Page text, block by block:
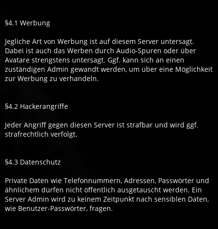
§4.1 Werbung
Jegliche Art von Werbung ist auf diesem Server untersagt.
Dabei ist auch das Werben durch Audio-Spuren oder über
Avatare strengstens untersagt. Ggf. kann sich an einen
zuständigen Admin gewandt werden, um über eine Möglichkeit
zur Werbung zu verhandeln.
§4.2 Hackerangriffe
Jeder Angriff gegen diesen Server ist strafbar und wird ggf.
strafrechtlich verfolgt.
§4.3 Datenschutz
Private Daten wie Telefonnummern, Adressen, Passwörter und
ähnlichem dürfen nicht öffentlich ausgetauscht werden. Ein
Server Admin wird zu keinem Zeitpunkt nach sensiblen Daten,
wie Benutzer-Passwörter, fragen.